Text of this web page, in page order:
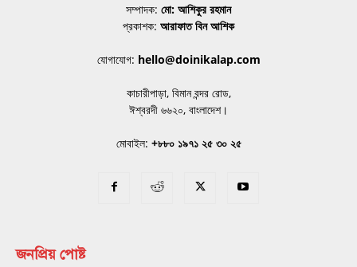
সম্পাদক: মো: আশিকুর রহমান
প্রকাশক: আরাফাত বিন আশিক
যোগাযোগ: hello@doinikalap.com
কাচারীপাড়া, বিমান বন্দর রোড,
ঈশ্বরদী ৬৬২০, বাংলাদেশ।
মোবাইল: +৮৮০ ১৯৭১ ২৫ ৩০ ২৫
জনপ্রিয় পোষ্ট